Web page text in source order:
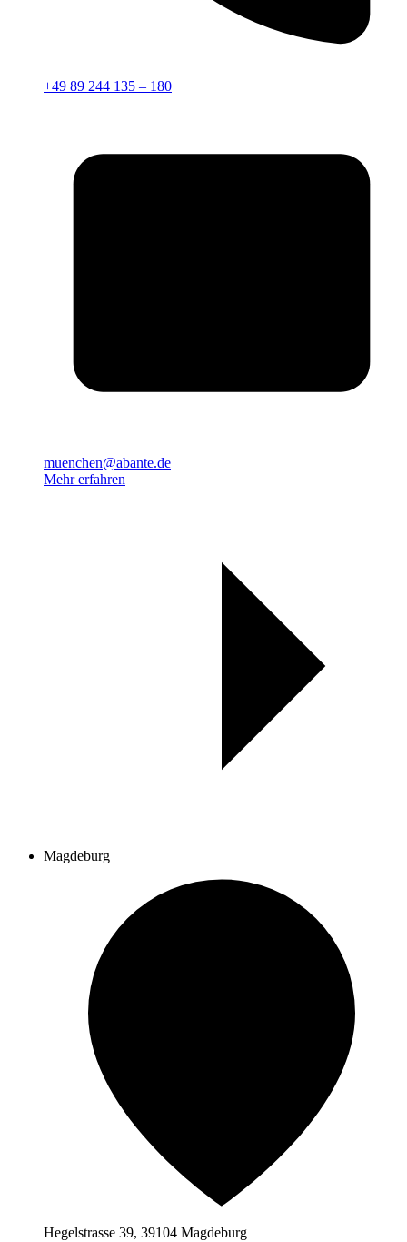
+49 89 244 135 – 180
muenchen@abante.de
Mehr erfahren
Magdeburg
Hegelstrasse 39, 39104 Magdeburg